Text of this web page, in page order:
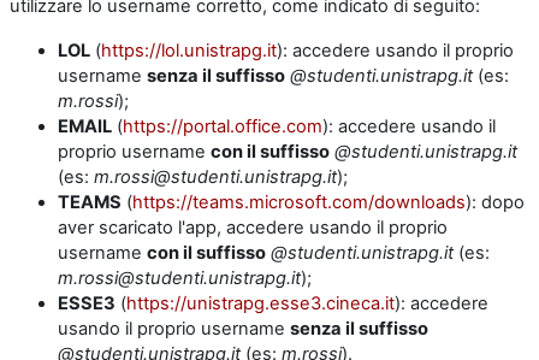
utilizzare lo username corretto, come indicato di seguito:
LOL (https://lol.unistrapg.it): accedere usando il proprio
username senza il suffisso @studenti.unistrapg.it(es:
m.rossi);
EMAIL (https://portal.office.com): accedere usando il
proprio username con il suffisso @studenti.unistrapg.it
(es: m.rossi@studenti.unistrapg.it);
TEAMS (https://teams.microsoft.com/downloads): dopo
aver scaricato l'app, accedere usando il proprio
username con il suffisso @studenti.unistrapg.it(es:
m.rossi@studenti.unistrapg.it);
ESSE3 (https://unistrapg.esse3.cineca.it): accedere
usando il proprio username senza il suffisso
@studenti.unistrapg.it(es: m.rossi).